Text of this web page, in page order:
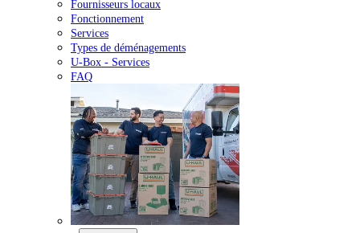
Fournisseurs locaux
Fonctionnement
Services
Types de déménagements
U-Box - Services
FAQ